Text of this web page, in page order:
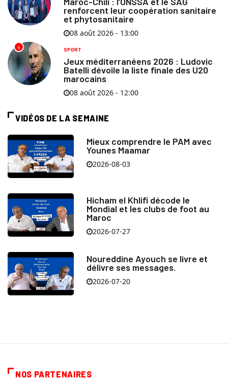
renforcent leur coopération sanitaire
et phytosanitaire
08 août 2026 - 13:00
4 SPORT
Jeux méditerranéens 2026 : Ludovic
Batelli dévoile la liste finale des U20
marocains
08 août 2026 - 12:00
VIDÉOS DE LA SEMAINE
Mieux comprendre le PAM avec
Younes Maamar
2026-08-03
Hicham el Khlifi décode le
Mondial et les clubs de foot au
Maroc
2026-07-27
Noureddine Ayouch se livre et
délivre ses messages.
2026-07-20
NOS PARTENAIRES